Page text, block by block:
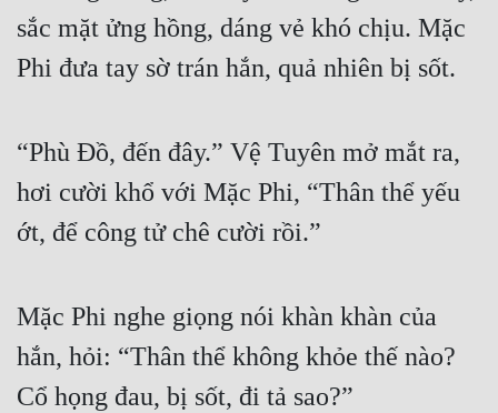
Tính Cách Nhân Vật :
Cơ Trí
Sát Phạt Quyết Đoán
Điềm Đạm
sắc mặt ửng hồng, dáng vẻ khó chịu. Mặc
Phi đưa tay sờ trán hắn, quả nhiên bị sốt.
“Phù Đồ, đến đây.” Vệ Tuyên mở mắt ra,
hơi cười khổ với Mặc Phi, “Thân thể yếu
ớt, để công tử chê cười rồi.”
Mặc Phi nghe giọng nói khàn khàn của
hắn, hỏi: “Thân thể không khỏe thế nào?
Cổ họng đau, bị sốt, đi tả sao?”